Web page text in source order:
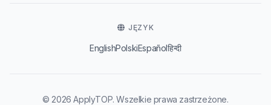
JĘZYK
EnglishPolskiEspañolहिन्दी
© 2026 ApplyTOP. Wszelkie prawa zastrzeżone.